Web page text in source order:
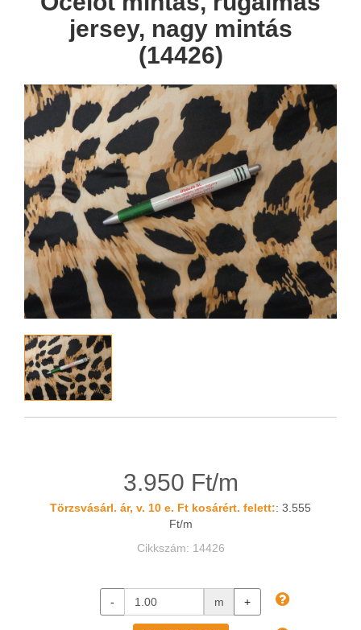
jersey, nagy mintás
(14426)
3.950 Ft/m
Törzsvásárl. ár, v. 10 e. Ft kosárért. felett:: 3.555
Ft/m
Cikkszám: 14426
- m +